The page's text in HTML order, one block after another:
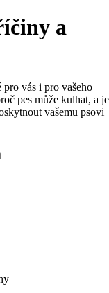
a
vás i pro vašeho
pes může kulhat, a je
vašemu psovi